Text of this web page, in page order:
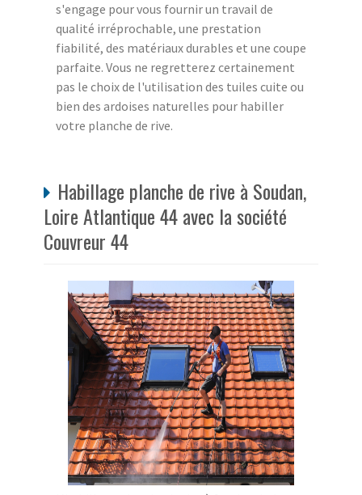
s'engage pour vous fournir un travail de
qualité irréprochable, une prestation
fiabilité, des matériaux durables et une coupe
parfaite. Vous ne regretterez certainement
pas le choix de l'utilisation des tuiles cuite ou
bien des ardoises naturelles pour habiller
votre planche de rive.
Habillage planche de rive à Soudan,
Loire Atlantique 44 avec la société
Couvreur 44